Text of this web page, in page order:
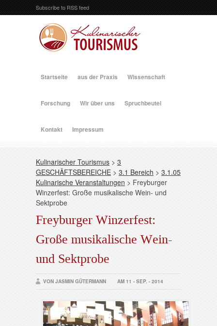
Subscribe to RSS feed
Startseite aus der Praxis Wissenschaft
Forschung Wir über uns Spruchbeutel
Kontakt Impressum
Kulinarischer Tourismus > 3
GESCHÄFTSBEREICHE > 3.1 Bereich > 3.1.05
Kulinarische Veranstaltungen > Freyburger
Winzerfest: Große musikalische Wein- und
Sektprobe
Freyburger Winzerfest:
Große musikalische Wein-
und Sektprobe
VON JASMIN GÜTERMANN AM 11 - SEP. - 2014